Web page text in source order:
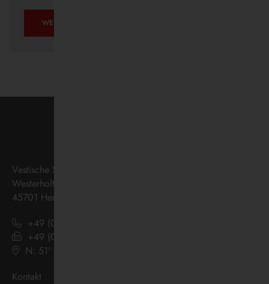
WEITERLESEN …
Vestische Straßenbahnen GmbH
Westerholter Straße 550
45701 Herten
+49 (0) 2366 186 - 0
+49 (0) 2366 186 - 444
N: 51º 36’ 38“ E: 07º 08’ 07“
Kontakt